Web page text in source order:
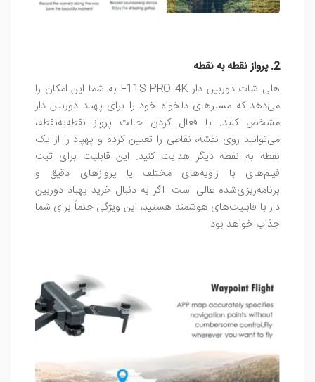
2. پرواز نقطه‌ به‌ نقطه
هلی شات دوربین دار F11S PRO 4K به شما این امکان را
می‌دهد که مسیرهای دلخواه خود را برای پهباد دوربین دار
مشخص کنید. با فعال کردن حالت پرواز نقطه‌به‌نقطه،
می‌توانید روی نقشه، نقاطی را تعیین کرده و پهپاد را از یک
نقطه به نقطه دیگر هدایت کنید. این قابلیت برای ثبت
فیلم‌های با زاویه‌های مختلف یا پروازهای دقیق و
برنامه‌ریزی‌شده عالی است. اگر به دنبال خرید پهباد دوربین
دار با قابلیت‌های هوشمند هستید، این ویژگی حتماً برای شما
جذاب خواهد بود.